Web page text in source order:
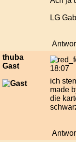
LG
thuba
Gast
18:07
ich
made
die